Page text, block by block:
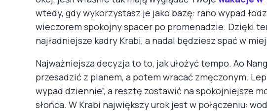
wtedy, gdy wykorzystasz je jako bazę: rano wypad
wieczorem spokojny spacer po promenadzie. Dzięki
najładniejsze kadry Krabi, a nadal będziesz spać w
Najważniejsza decyzja to to, jak ułożyć tempo. Ao
przesadzić z planem, a potem wracać zmęczonym.
wypad dziennie”, a resztę zostawić na spokojniejsze
słońca. W Krabi największy urok jest w połączeniu: